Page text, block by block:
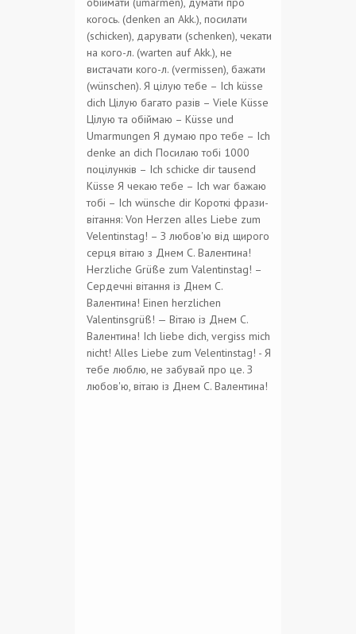
когось. (denken an Akk.), посилати
(schicken), дарувати (schenken), чекати
на кого-л. (warten auf Akk.), не
вистачати кого-л. (vermissen), бажати
(wünschen). Я цілую тебе – Ich küsse
dich Цілую багато разів – Viele Küsse
Цілую та обіймаю – Küsse und
Umarmungen Я думаю про тебе – Ich
denke an dich Посилаю тобі 1000
поцілунків – Ich schicke dir tausend
Küsse Я чекаютебе – Ich war бажаю
тобі – Ich wünsche dir Короткі фрази-
вітання: Von Herzen alles Liebe zum
Velentinstag! – З любов'ю від щирого
серця вітаю з Днем С. Валентина!
Herzliche Grüße zum Valentinstag! –
Сердечні вітання із Днем С.
Валентина! Einen herzlichen
Valentinsgrüß! — Вітаю із Днем С.
Валентина! Ich liebe dich, vergiss mich
nicht! Alles Liebe zum Velentinstag! - Я
тебе люблю, не забувай про це. З
любов'ю, вітаю із Днем С. Валентина!